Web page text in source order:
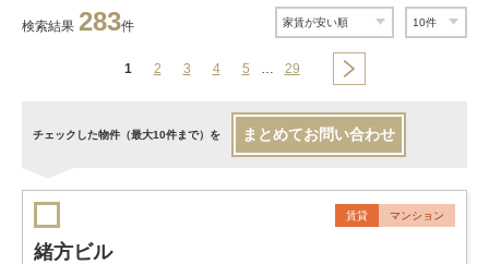
検索結果 283件
1 2 3 4 5 … 29
チェックした物件（最大10件まで）を まとめてお問い合わせ
賃貸 マンション
緒方ビル